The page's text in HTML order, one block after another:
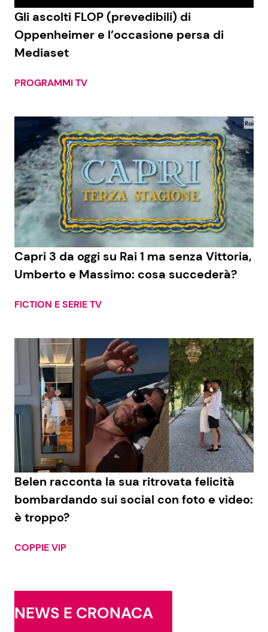
Gli ascolti FLOP (prevedibili) di
Oppenheimer e l’occasione persa di
Mediaset
PROGRAMMI TV
Capri 3 da oggi su Rai 1 ma senza Vittoria,
Umberto e Massimo: cosa succederà?
FICTION E SERIE TV
Belen racconta la sua ritrovata felicità
bombardando sui social con foto e video:
è troppo?
COPPIE VIP
NEWS E CRONACA